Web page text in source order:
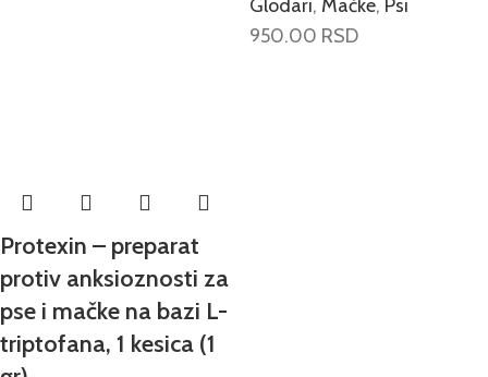
Protexin – preparat
protiv anksioznosti za
pse i mačke na bazi L-
triptofana, 1 kesica (1
Glodari, Mačke, Psi
950.00 RSD